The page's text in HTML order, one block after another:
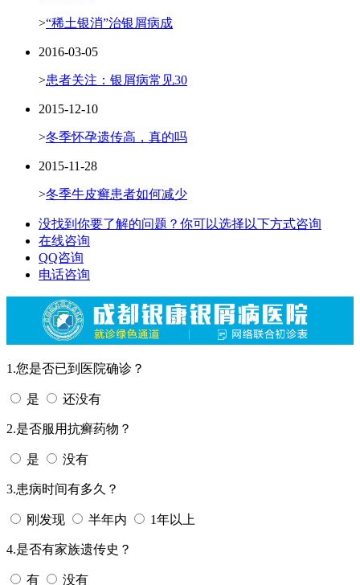
>“稀土银消”治银屑病成
2016-03-05
>患者关注：银屑病常见30
2015-12-10
>冬季怀孕遗传高，真的吗
2015-11-28
>冬季牛皮癣患者如何减少
没找到你要了解的问题？你可以选择以下方式咨询
在线咨询
QQ咨询
电话咨询
1.您是否已到医院确诊？
是 还没有
2.是否服用抗癣药物？
是 没有
3.患病时间有多久？
刚发现 半年内 1年以上
4.是否有家族遗传史？
有 没有